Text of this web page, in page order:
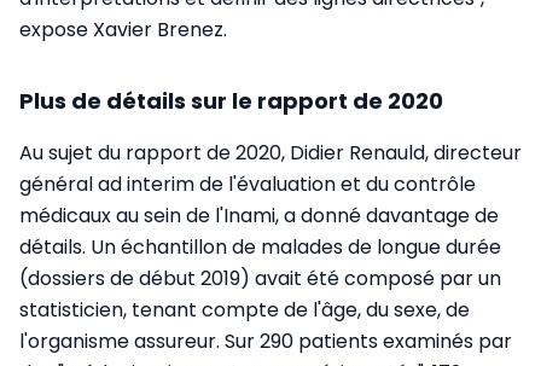
expose Xavier Brenez.
Plus de détails sur le rapport de 2020
Au sujet du rapport de 2020, Didier Renauld, directeur
général ad interim de l'évaluation et du contrôle
médicaux au sein de l'Inami, a donné davantage de
détails. Un échantillon de malades de longue durée
(dossiers de début 2019) avait été composé par un
statisticien, tenant compte de l'âge, du sexe, de
l'organisme assureur. Sur 290 patients examinés par